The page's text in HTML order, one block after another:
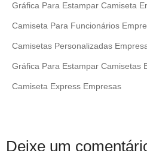
Gráfica Para Estampar Camiseta
Camiseta Para Funcionários
Camisetas Personalizadas
Gráfica Para Estampar Camisetas
Camiseta Express Empresas
Deixe um